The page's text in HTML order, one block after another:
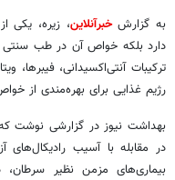
به گزارشخبرآنلاین، زیره، یکی
دارد بلکه خواص آن در طب سنتی
ترکیبات آنتی‌اکسیدانی،‌ فیبرها،
رژیم غذایی برای بهره‌مندی از
بهداشت نیوز در گزارشی نوشت
در مقابله با آسیب
بیماری‌های مزمن نظیر